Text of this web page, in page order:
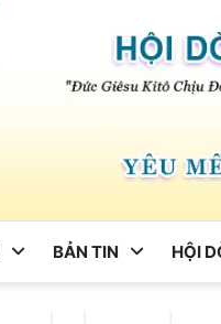
BẢN TIN HỘI